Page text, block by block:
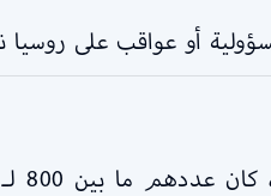
أو عواقب على روسيا